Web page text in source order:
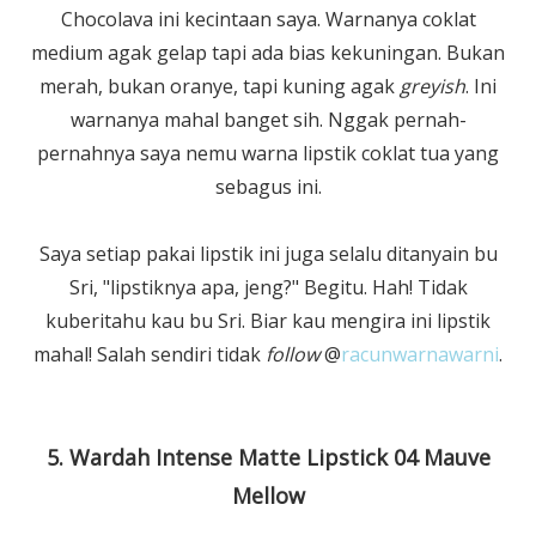
Chocolava ini kecintaan saya. Warnanya coklat
medium agak gelap tapi ada bias kekuningan. Bukan
merah, bukan oranye, tapi kuning agak greyish. Ini
warnanya mahal banget sih. Nggak pernah-
pernahnya saya nemu warna lipstik coklat tua yang
sebagus ini.
Saya setiap pakai lipstik ini juga selalu ditanyain bu
Sri, "lipstiknya apa, jeng?" Begitu. Hah! Tidak
kuberitahu kau bu Sri. Biar kau mengira ini lipstik
mahal! Salah sendiri tidak follow@racunwarnawarni.
5. Wardah Intense Matte Lipstick 04 Mauve
Mellow